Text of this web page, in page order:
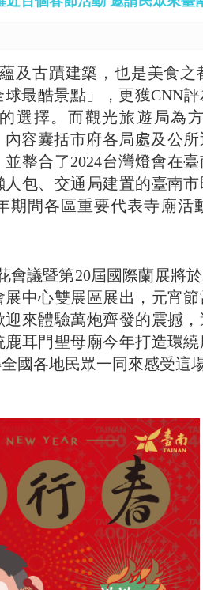
及古蹟建築，也是美食
最酷景點」，更獲CNN
選擇。而觀光旅遊局為
內容囊括市府各局處及公
整合了2024台灣燈會在
包、交通局建置的臺南
期間各區重要代表寺廟活
會議暨第20屆國際蘭展將
中心雙展區展出，元宵
來體驗萬炮齊發的震撼
耳門聖母廟今年打造環
國各地民眾一同來感受這